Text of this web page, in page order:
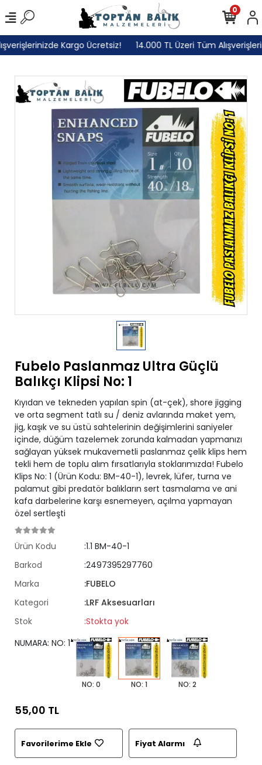
Kargo Ücretsiz! 14.000 TL Üzeri Tüm
0
Fubelo Paslanmaz Ultra Güçlü
Balıkçı Klipsi No: 1
Kıyıdan ve tekneden yapılan spin (at-çek), shore jigging
ve orta segment tatlı su / deniz avlarında maket yem,
jig, kaşık ve su üstü sahtelerinin değişimlerini saniyeler
içinde, düğüm tazelemek zorunda kalmadan yapmanızı
sağlayan yüksek mukavemetli paslanmaz çelik klips hem
tekli hem de toplu alım fırsatlarıyla stoklarımızda! Fubelo
Klips No: 1 (Ürün Kodu: BM-40-1), levrek, lüfer, turna ve
palamut gibi predatör balıkların sert tasmalama ve ani
kafa darbelerine karşı esnemeyen, açılma yapmayan
özel sertleşti
Ürün Kodu
:1.1 BM-40-1
Barkod
:2497395297760
Marka
:FUBELO
Kategori
:LRF Aksesuarları
Stok
:Stokta yok
NUMARA: NO: 1
NO: 0 NO: 1 NO: 2
55,00 TL
Favorilerime Ekle Fiyat Alarmı